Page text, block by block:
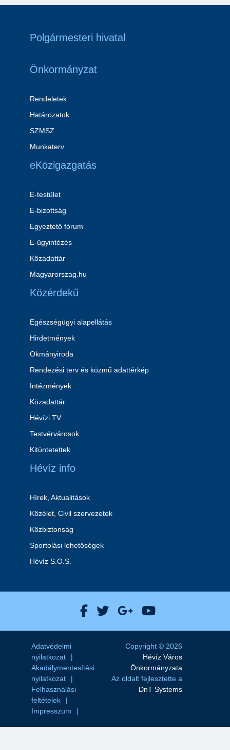
Polgármesteri hivatal
Önkormányzat
Rendeletek
Határozatok
SZMSZ
Munkaterv
eKözigazgatás
E-testület
E-bizottság
Egyeztető fórum
E-ügyintézés
Közadattár
Magyarorszag.hu
Közérdekű
Egészségügyi alapellátás
Hirdetmények
Okmányiroda
Rendezési terv és közmű adattérkép
Intézmények
Közadattár
Hévízi TV
Testvérvárosok
Kitüntetettek
Hévíz info
Hírek, Aktualitások
Közélet, Civil szervezetek
Közbiztonság
Sportolási lehetőségek
Hévíz S.O.S.
Hévíz Város Facebook
Hévíz Város X
Hévíz Város
Hévíz Város
Adatvédelmi
nyilatkozat
Akadálymentesítési
nyilatkozat
Felhasználási
feltételek
Impresszum
Copyright © 2026
Hévíz Város
Önkormányzata
Az oldalt fejlesztette a
DnT Systems